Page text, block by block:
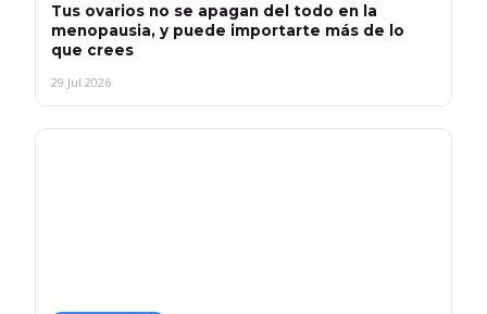
Tus ovarios no se apagan del todo en la
menopausia, y puede importarte más de lo
que crees
29 Jul 2026